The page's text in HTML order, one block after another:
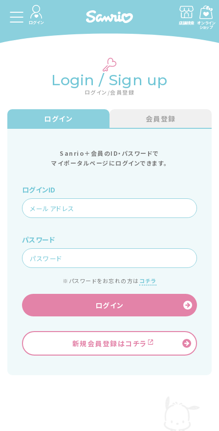
ログイン 店舗検索 オンライン
ショップ
Login / Sign up
ログイン/会員登録
ログイン 会員登録
Sanrio＋会員のID・パスワードで
マイポータルページにログインできます。
ログインID
パスワード
※パスワードをお忘れの方は コチラ
ログイン
新規会員登録はコチラ